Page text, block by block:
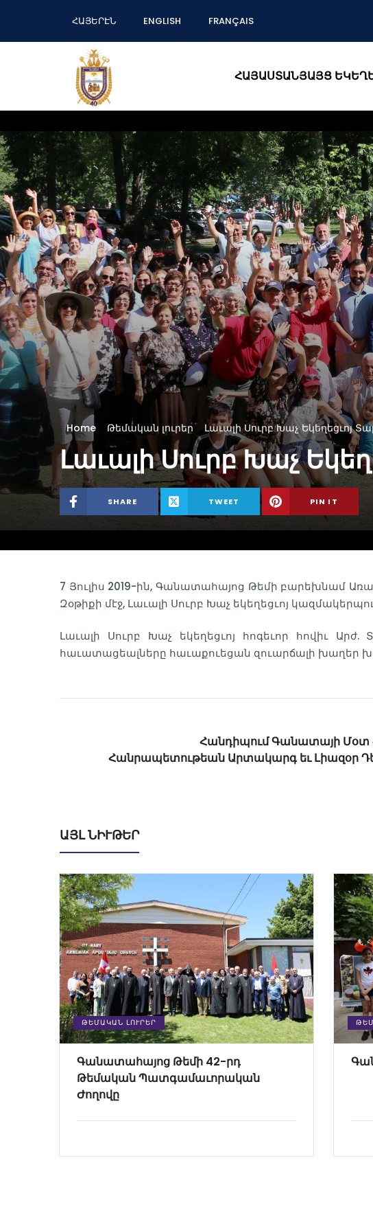
ՀԱՅԵՐԷՆ ENGLISH FRANÇAIS
ՀԱՅԱՍՏԱՆՅԱՅՑ
Home Թեմական լուրեր Լաւալի Սուրբ Խաչ Եկեղեցւոյ
Լաւալի Սուրբ Խաչ
SHARE TWEET PIN IT
7 Յուլիս 2019-ին, Գանատահայոց Թեմի բարեխնամ
Զօթիքի մէջ, Լաւալի Սուրբ Խաչ եկեղեցւոյ
Լաւալի Սուրբ Խաչ եկեղեցւոյ հոգեւոր հովիւ
հաւատացեալները հաւաքուեցան զուարճալի խաղեր
Հանդիպում Գանատայի
Հանրապետութեան Արտակարգ եւ Լիազօր
ԱՅԼ ՆԻՒԹԵՐ
ԹԵՄԱԿԱՆ ԼՈՒՐԵՐ
Գանատահայոց Թեմի 42-րդ
Թեմական Պատգամաւորական
Ժողովը